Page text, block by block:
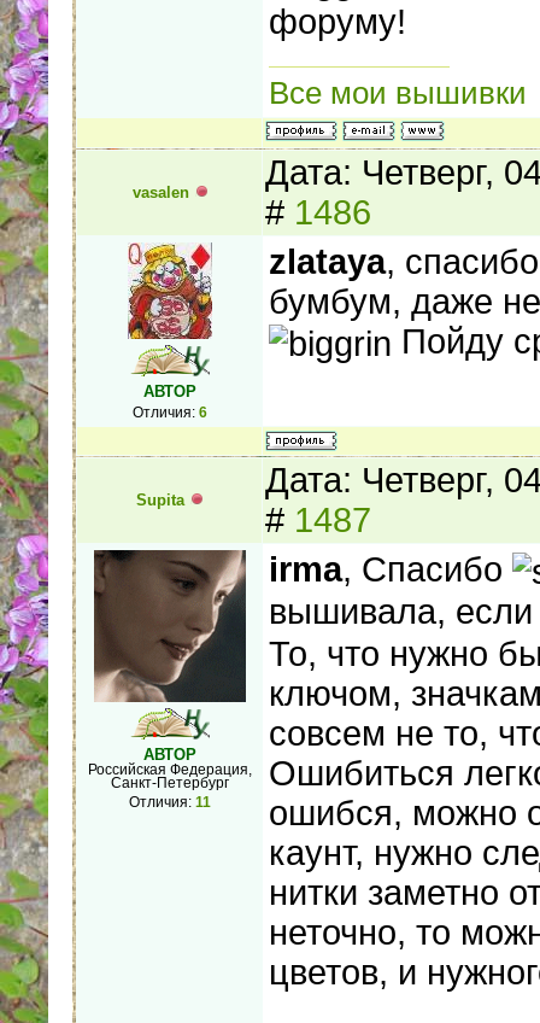
форуму!
Все мои вышивки
vasalen
Дата: Четверг,
# 1486
АВТОР
Отличия: 6
zlataya,
бумбум, даже не
Пойду
Supita
Дата: Четверг,
# 1487
АВТОР
Российская Федерация,
Санкт-Петербург
Отличия: 11
irma, Спасибо
вышивала, если
То, что нужно
ключом,
совсем не то,
Ошибиться
ошибся, можно
каунт, нужно
нитки заметно
неточно, то
цветов, и